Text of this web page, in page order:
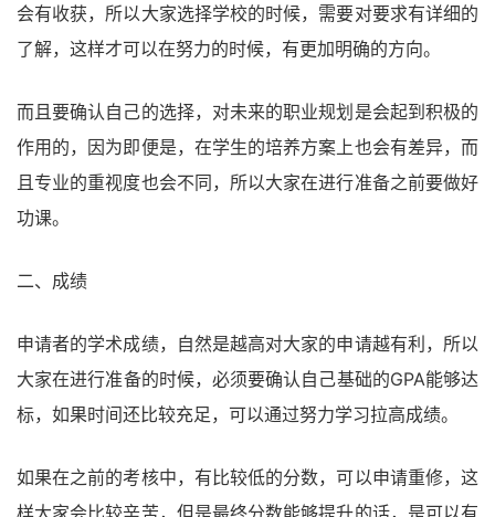
会有收获，所以大家选择学校的时候，需要对要求有详细的
了解，这样才可以在努力的时候，有更加明确的方向。
而且要确认自己的选择，对未来的职业规划是会起到积极的
作用的，因为即便是，在学生的培养方案上也会有差异，而
且专业的重视度也会不同，所以大家在进行准备之前要做好
功课。
二、成绩
申请者的学术成绩，自然是越高对大家的申请越有利，所以
大家在进行准备的时候，必须要确认自己基础的GPA能够达
标，如果时间还比较充足，可以通过努力学习拉高成绩。
如果在之前的考核中，有比较低的分数，可以申请重修，这
样大家会比较辛苦，但是最终分数能够提升的话，是可以有